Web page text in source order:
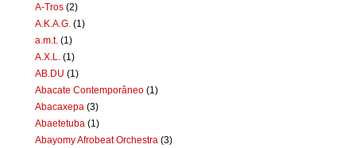
A-Tros (2)
A.K.A.G. (1)
a.m.t. (1)
A.X.L.
(1)
AB.DU (1)
Abacate Contemporâneo (1)
Abacaxepa (3)
Abaetetuba (1)
Abayomy Afrobeat Orchestra (3)